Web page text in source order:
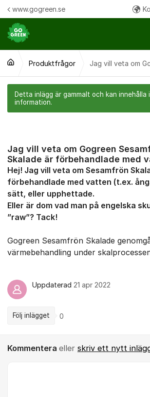
Hoppa till innehåll
www.gogreen.se
Produktfrågor
Detta inlägg är gammalt och kan innehålla
information.
Jag vill veta om Gogreen
Skalade är förbehandlade med
Hej! Jag vill veta om Sesamfrön
förbehandlade med vatten (t.ex.
sätt, eller upphettade.
Eller är dom vad man på engelska
”raw”? Tack!
Gogreen Sesamfrön Skalade
värmebehandling under
Uppdaterad 21 apr 2022
Följ inlägget 0
Kommentera eller skriv ett nytt